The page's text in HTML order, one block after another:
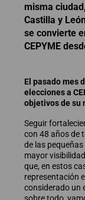
misma
Castilla y
se convierte
CEPYME
El pasado mes
elecciones a
objetivos de su
Seguir
con 48 años de
de las
mayor
que, en estos
representación
considerado un